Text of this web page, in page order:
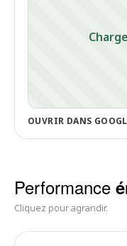
OUVRIR DANS
Performance
Cliquez pour agrandir.